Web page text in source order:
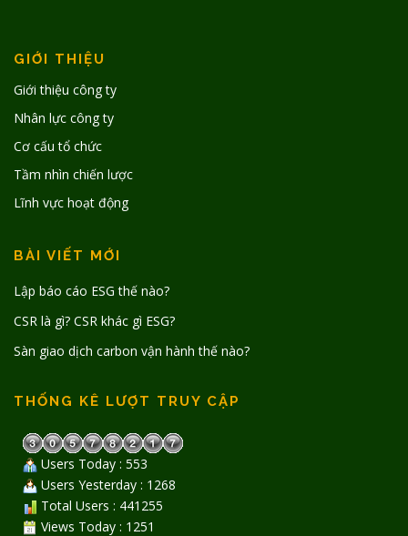
GIỚI THIỆU
Giới thiệu công ty
Nhân lực công ty
Cơ cấu tổ chức
Tầm nhìn chiến lược
Lĩnh vực hoạt động
BÀI VIẾT MỚI
Lập báo cáo ESG thế nào?
CSR là gì? CSR khác gì ESG?
Sàn giao dịch carbon vận hành thế nào?
THỐNG KÊ LƯỢT TRUY CẬP
Users Today : 553
Users Yesterday : 1268
Total Users : 441255
Views Today : 1251